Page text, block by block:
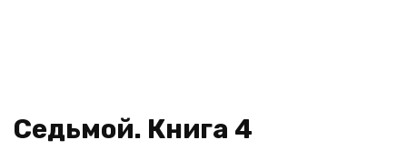
Седьмой. Книга 4